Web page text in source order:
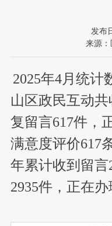
发布
来源：
2025年4月统计
山区政民互动
复留言617件，
满意度评价617
年累计收到留言
2935件，正在办